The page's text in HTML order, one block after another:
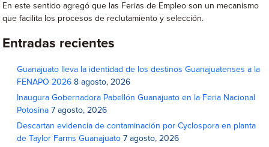
En este sentido agregó que las Ferias de Empleo son un mecanismo
que facilita los procesos de reclutamiento y selección.
Entradas recientes
Guanajuato lleva la identidad de los destinos Guanajuatenses a la
FENAPO 2026 8 agosto, 2026
Inaugura Gobernadora Pabellón Guanajuato en la Feria Nacional
Potosina 7 agosto, 2026
Descartan evidencia de contaminación por Cyclospora en planta
de Taylor Farms Guanajuato 7 agosto, 2026